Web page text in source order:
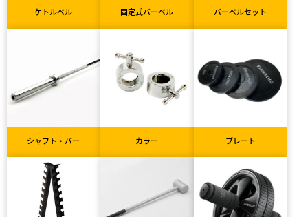
ケトルベル 固定式バーベル バーベルセット
シャフト・バー カラー プレート